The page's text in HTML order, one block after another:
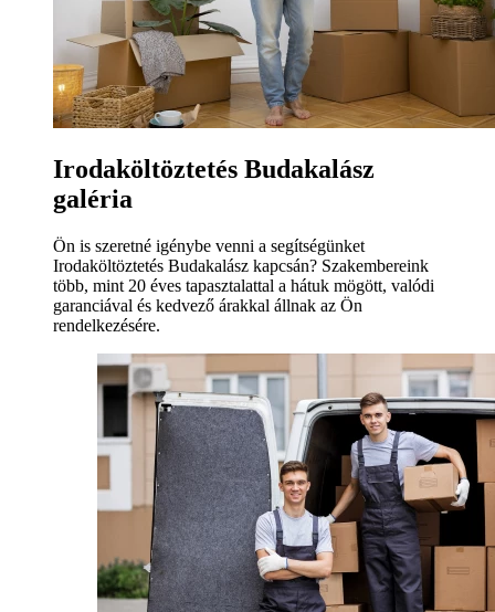
Irodaköltöztetés Budakalász
galéria
Ön is szeretné igénybe venni a segítségünket
Irodaköltöztetés Budakalász kapcsán? Szakembereink
több, mint 20 éves tapasztalattal a hátuk mögött, valódi
garanciával és kedvező árakkal állnak az Ön
rendelkezésére.